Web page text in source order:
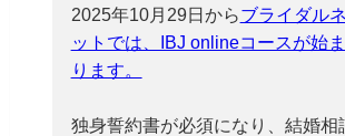
2025年10月29日からブライダルネ
ットでは、IBJ onlineコースが始ま
ります。
独身誓約書が必須になり、結婚相